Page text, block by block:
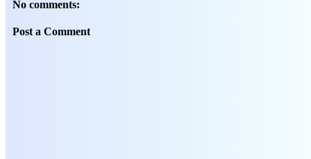
No comments:
Post a Comment